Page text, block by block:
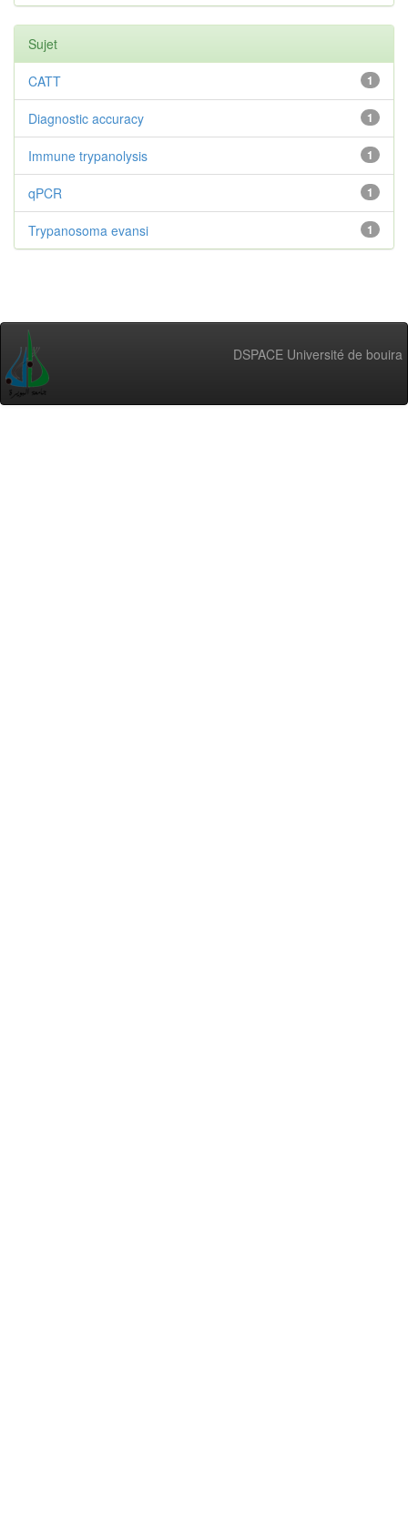
Sujet
1
CATT
1
Diagnostic accuracy
1
Immune trypanolysis
1
qPCR
1
Trypanosoma evansi
DSPACE Université de bouira